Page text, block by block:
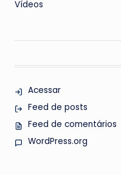
Vídeos
Acessar
Feed de posts
Feed de comentários
WordPress.org